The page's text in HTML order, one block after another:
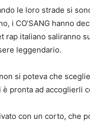
le loro strade si
i CO’SANG hanno
rap italiano saliranno
leggendario.
si poteva che
pronta ad accoglierli
con un corto, che